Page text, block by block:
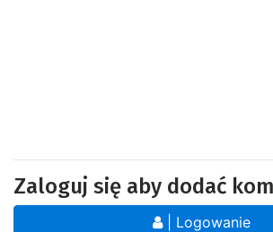
Zaloguj się aby dodać
| Logowanie